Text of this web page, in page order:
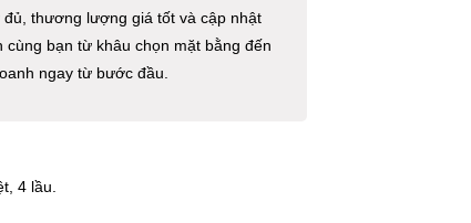
thương lượng giá tốt và cập nhật
bạn từ khâu chọn mặt bằng đến
ngay từ bước đầu.
4 lầu.